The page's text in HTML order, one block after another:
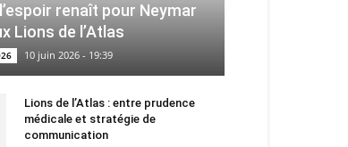
renaît pour Neymar
Lions de l’Atlas
10 juin 2026 - 19:39
Lions de l’Atlas : entre prudence
médicale et stratégie de
communication